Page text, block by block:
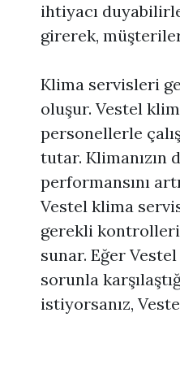
ihtiyacı
girerek,
Klima servisleri
oluşur. Vestel
personellerle
tutar. Klimanızın
performansını
Vestel klima
gerekli kontrolleri
sunar. Eğer
sorunla
istiyorsanız,